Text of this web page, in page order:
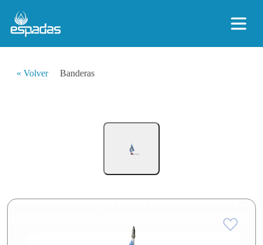
« Volver Banderas